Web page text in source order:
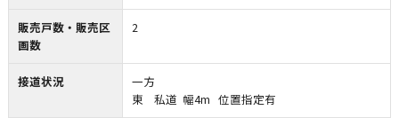
販売戸数・販売区
画数
2
接道状況
一方
東 私道 幅4m 位置指定有